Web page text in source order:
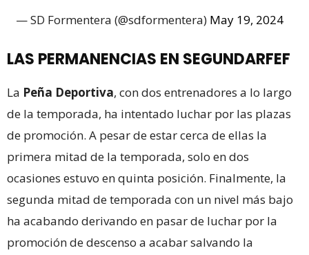
— SD Formentera (@sdformentera) May 19, 2024
LAS PERMANENCIAS EN SEGUNDARFEF
La Peña Deportiva, con dos entrenadores a lo largo
de la temporada, ha intentado luchar por las plazas
de promoción. A pesar de estar cerca de ellas la
primera mitad de la temporada, solo en dos
ocasiones estuvo en quinta posición. Finalmente, la
segunda mitad de temporada con un nivel más bajo
ha acabando derivando en pasar de luchar por la
promoción de descenso a acabar salvando la